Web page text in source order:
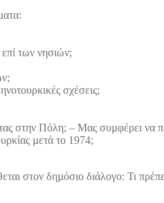
των νησιών;
σχέσεις;
στην Πόλη; – Μας συµφέρει να
µετά το 1974;
στον δηµόσιο διάλογο: Τι